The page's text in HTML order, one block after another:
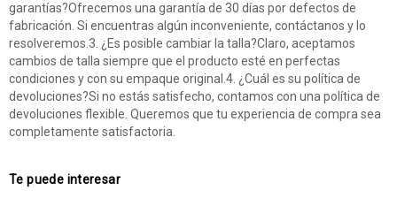
garantías?Ofrecemos una garantía de 30 días por defectos de
fabricación. Si encuentras algún inconveniente, contáctanos y lo
resolveremos.3. ¿Es posible cambiar la talla?Claro, aceptamos
cambios de talla siempre que el producto esté en perfectas
condiciones y con su empaque original.4. ¿Cuál es su política de
devoluciones?Si no estás satisfecho, contamos con una política de
devoluciones flexible. Queremos que tu experiencia de compra sea
completamente satisfactoria.
Te puede interesar